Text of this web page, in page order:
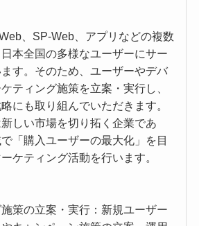
、SP-Web、アプリなどの複数
本全国の多様なユーザーにサー
す。そのため、ユーザーやデバ
ティング施策を立案・実行し、
にも取り組んでいただきます。
しい市場を切り拓く企業であ
「購入ユーザーの最大化」を目
ケティング活動を行います。
施策の立案・実行：新規ユーザー